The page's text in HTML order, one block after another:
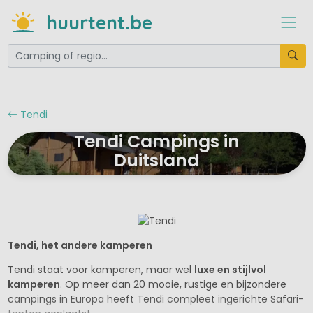
huurtent.be
Tendi
Tendi Campings in
Duitsland
Tendi, het andere kamperen
Tendi staat voor kamperen, maar wel luxe en stijlvol
kamperen. Op meer dan 20 mooie, rustige en bijzondere
campings in Europa heeft Tendi compleet ingerichte Safari-